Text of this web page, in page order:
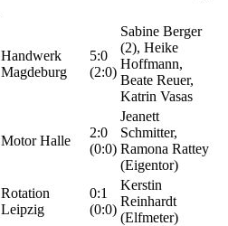
Handwerk
Magdeburg
5:0
(2:0)
Sabine Berger
(2), Heike
Hoffmann,
Beate Reuer,
Katrin Vasas
Motor Halle
2:0
(0:0)
Jeanett
Schmitter,
Ramona Rattey
(Eigentor)
Rotation
Leipzig
0:1
(0:0)
Kerstin
Reinhardt
(Elfmeter)